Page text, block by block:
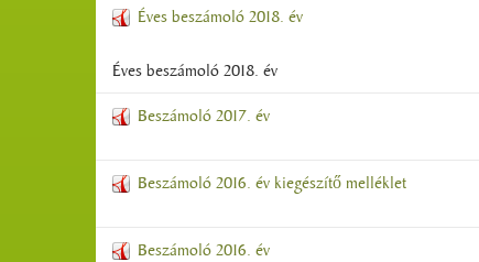
Éves beszámoló 2018. év
Éves beszámoló 2018. év
Beszámoló 2017. év
Beszámoló 2016. év kiegészítő melléklet
Beszámoló 2016. év